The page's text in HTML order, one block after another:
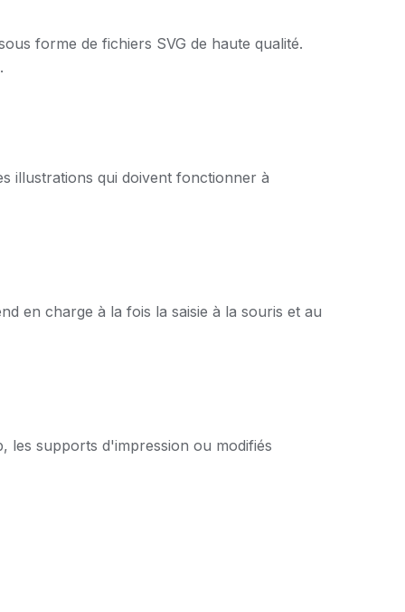
forme de fichiers SVG de haute qualité.
illustrations qui doivent fonctionner à
en charge à la fois la saisie à la souris et au
les supports d'impression ou modifiés